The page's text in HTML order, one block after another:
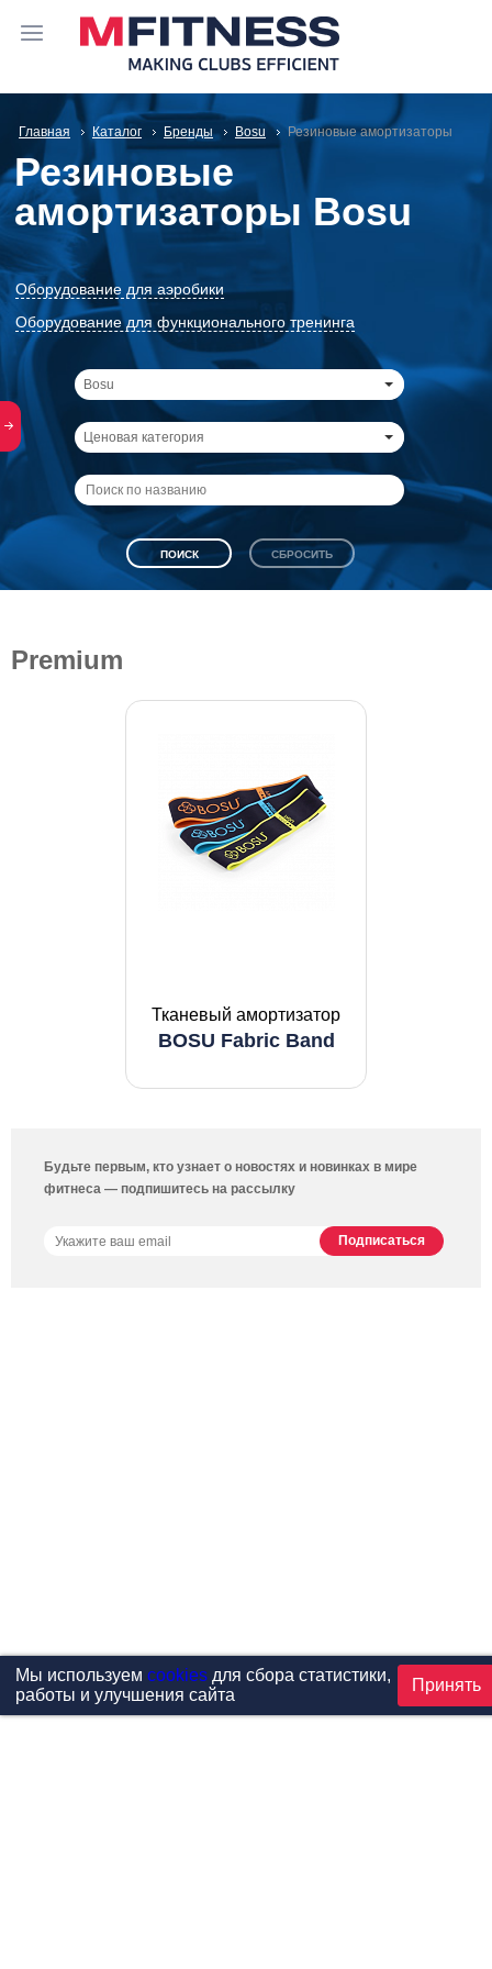
Главная Каталог Бренды Bosu Резиновые амортизаторы
Резиновые
амортизаторы Bosu
Оборудование для аэробики
Оборудование для функционального тренинга
Bosu
Ценовая категория
Premium
Тканевый амортизатор
BOSU Fabric Band
Будьте первым, кто узнает о новостях и новинках в мире
фитнеса — подпишитесь на рассылку
Мы используем cookiesдля сбора статистики,
работы и улучшения сайта
Принять